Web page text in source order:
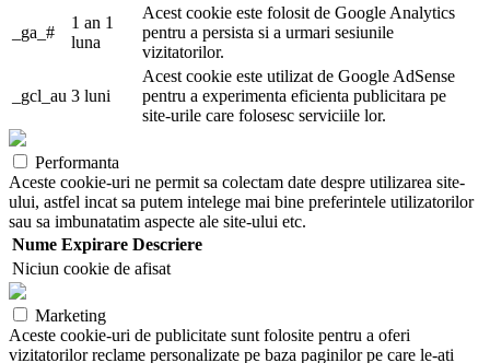
_ga_#
1 an 1
luna
Acest cookie este folosit de Google Analytics
pentru a persista si a urmari sesiunile
vizitatorilor.
_gcl_au 3 luni
Acest cookie este utilizat de Google AdSense
pentru a experimenta eficienta publicitara pe
site-urile care folosesc serviciile lor.
Performanta
Aceste cookie-uri ne permit sa colectam date despre utilizarea site-
ului, astfel incat sa putem intelege mai bine preferintele utilizatorilor
sau sa imbunatatim aspecte ale site-ului etc.
Nume Expirare Descriere
Niciun cookie de afisat
Marketing
Aceste cookie-uri de publicitate sunt folosite pentru a oferi
vizitatorilor reclame personalizate pe baza paginilor pe care le-ati